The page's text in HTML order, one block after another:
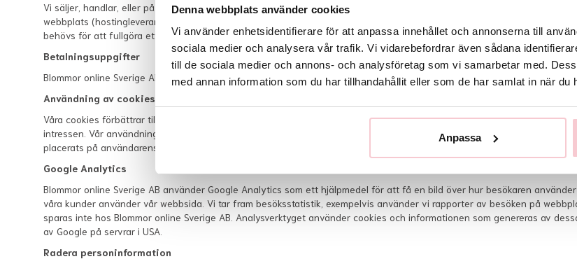
Denna webbplats använder cookies
Vi använder enhetsidentifierare för att anpassa innehållet och annonserna till
sociala medier och analysera vår trafik. Vi vidarebefordrar även sådana
till de sociala medier och annons- och analysföretag som vi samarbetar med.
med annan information som du har tillhandahållit eller som de har samlat in när du
Anpassa
Vi säljer, handlar, eller på annat sätt överför, inte personligt identifierbar information till utomstående parter. Som
webbplats (hostingleverantör) eller vårt företag (revisor & bokföringsbyrå) samt officiella samarbetspartners som
behövs för att fullgöra ett beställt åtagande.
Betalningsuppgifter
Blommor online Sverige AB använder externa leverantörer för betalningar via hemsidan. Inga uppgifter sparas av
Användning av cookies
Våra cookies förbättrar tillgången till vår webbplats och identifierar återkommande besökare. Dessutom förbättrar våra
intressen. Vår användning av cookies kopplas över huvud taget inte till personligt identifierbar information på vår
placerats på användarens dator. Om användaren inte vill tillåta cookies så kan användaren välja att ändra inställningar
Google Analytics
Blommor online Sverige AB använder Google Analytics som ett hjälpmedel för att få en bild över hur besökaren
våra kunder använder vår webbsida. Vi tar fram besöksstatistik, exempelvis använder vi rapporter av besöken på
sparas inte hos Blommor online Sverige AB. Analysverktyget använder cookies och informationen som genereras av
av Google på servrar i USA.
Radera personinformation